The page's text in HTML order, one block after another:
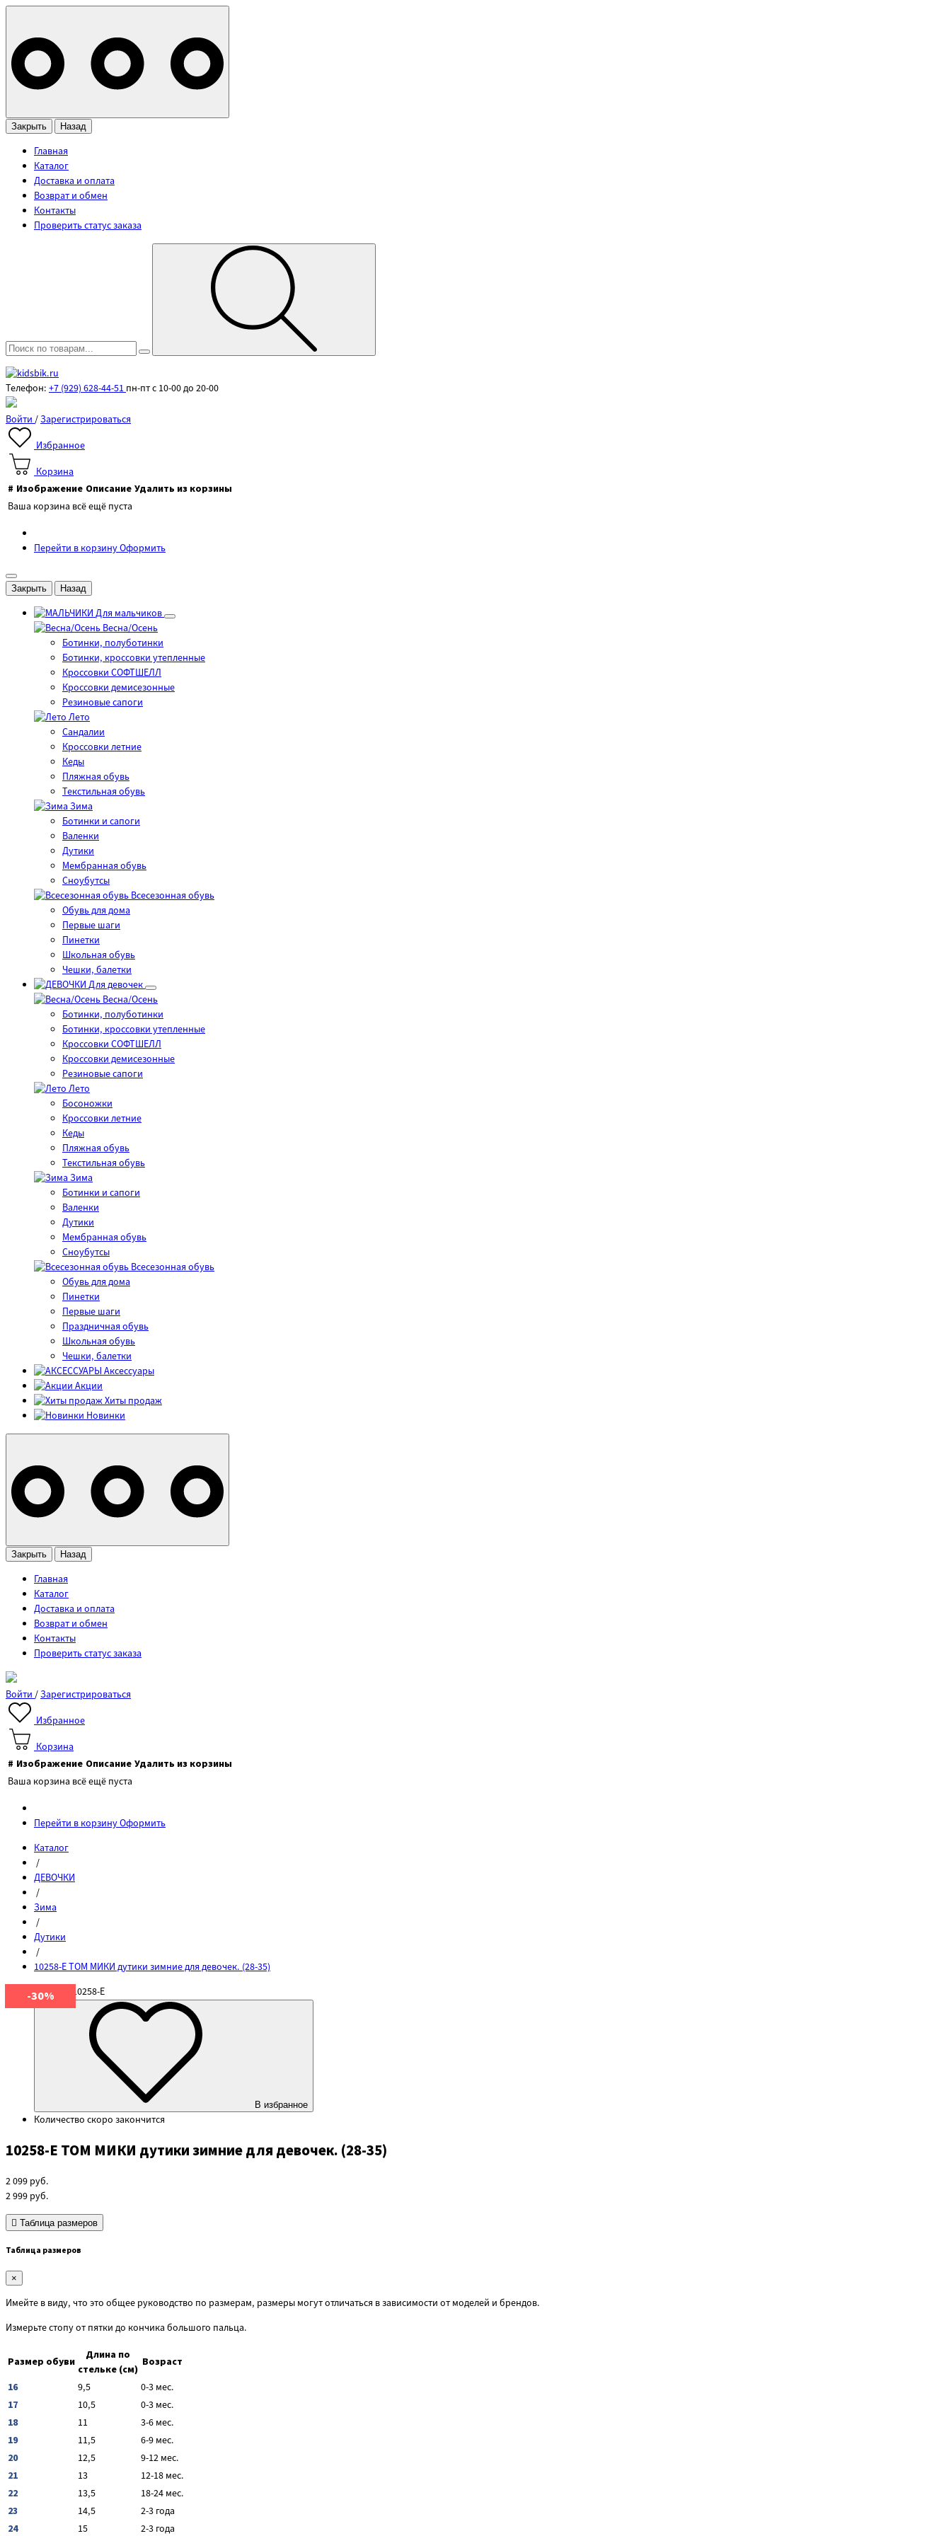
Закрыть Назад
Главная
Каталог
Доставка и оплата
Возврат и обмен
Контакты
Проверить статус заказа
Телефон: +7 (929) 628-44-51пн-пт с 10-00 до 20-00
Войти/Зарегистрироваться
Избранное
Корзина
# Изображение Описание Удалить из корзины
Ваша корзина всё ещё пуста
Перейти в корзинуОформить
Закрыть Назад
Для мальчиков
Весна/Осень
Ботинки, полуботинки
Ботинки, кроссовки утепленные
Кроссовки СОФТШЕЛЛ
Кроссовки демисезонные
Резиновые сапоги
Лето
Cандалии
Кроссовки летние
Кеды
Пляжная обувь
Текстильная обувь
Зима
Ботинки и сапоги
Валенки
Дутики
Мембранная обувь
Сноубутсы
Всесезонная обувь
Обувь для дома
Первые шаги
Пинетки
Школьная обувь
Чешки, балетки
Для девочек
Весна/Осень
Ботинки, полуботинки
Ботинки, кроссовки утепленные
Кроссовки СОФТШЕЛЛ
Кроссовки демисезонные
Резиновые сапоги
Лето
Босоножки
Кроссовки летние
Кеды
Пляжная обувь
Текстильная обувь
Зима
Ботинки и сапоги
Валенки
Дутики
Мембранная обувь
Сноубутсы
Всесезонная обувь
Обувь для дома
Пинетки
Первые шаги
Праздничная обувь
Школьная обувь
Чешки, балетки
Аксессуары
Акции
Хиты продаж
Новинки
Закрыть Назад
Главная
Каталог
Доставка и оплата
Возврат и обмен
Контакты
Проверить статус заказа
Войти/Зарегистрироваться
Избранное
Корзина
# Изображение Описание Удалить из корзины
Ваша корзина всё ещё пуста
Перейти в корзинуОформить
Каталог
/
ДЕВОЧКИ
/
Зима
/
Дутики
/
10258-Е ТОМ МИКИ дутики зимние для девочек. (28-35)
Артикул
10258-Е
В избранное
Количество скоро закончится
10258-Е ТОМ МИКИ дутики зимние для девочек. (28-35)
2 099 руб.
-30%
2 999 руб.
Таблица размеров
Таблица размеров
×
Имейте в виду, что это общее руководство по размерам, размеры могут отличаться в зависимости от моделей и брендов.
Измерьте стопу от пятки до кончика большого пальца.
Размер обуви
Длина по
стельке (см)
Возраст
16
9,5
0-3 мес.
17
10,5
0-3 мес.
18
11
3-6 мес.
19
11,5
6-9 мес.
20
12,5
9-12 мес.
21
13
12-18 мес.
22
13,5
18-24 мес.
23
14,5
2-3 года
24
15 2-3 года